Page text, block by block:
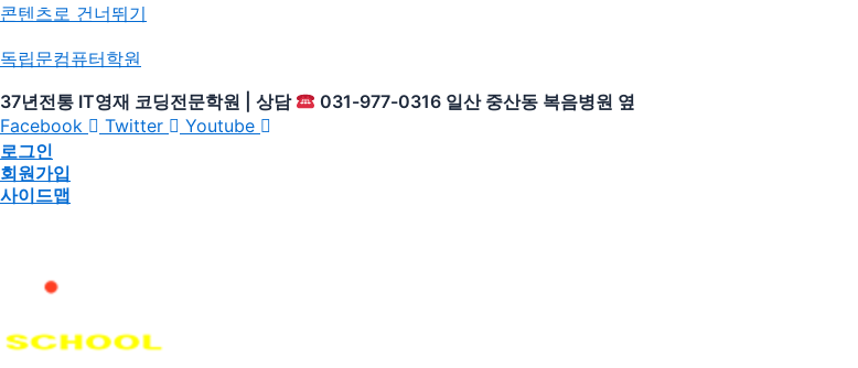
콘텐츠로 건너뛰기
독립문컴퓨터학원
37년전통 IT영재 코딩전문학원 | 상담
031-977-0316 일산 중산동 복음병원 옆
Facebook
Twitter
Youtube
로그인
회원가입
사이드맵